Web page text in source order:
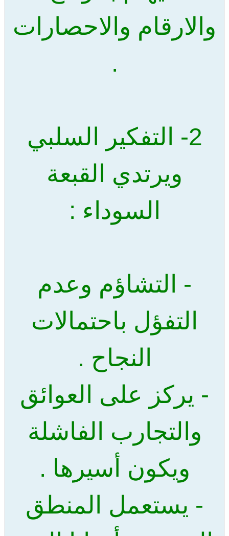
والارقام والاحصارات
.
2- التفكير السلبي
ويرتدي القبعة
السوداء :
- التشاؤم وعدم
التفؤل باحتمالات
النجاح .
- يركز على العوائق
والتجارب الفاشلة
ويكون أسيرها .
- يستعمل المنطق